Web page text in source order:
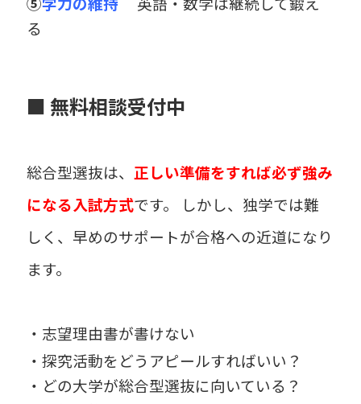
る
■ 無料相談受付中
総合型選抜は、 正しい準備をすれば必ず強み
になる入試方式です。 しかし、独学では難
しく、早めのサポートが合格への近道になり
ます。
・志望理由書が書けない
・探究活動をどうアピールすればいい？
・どの大学が総合型選抜に向いている？